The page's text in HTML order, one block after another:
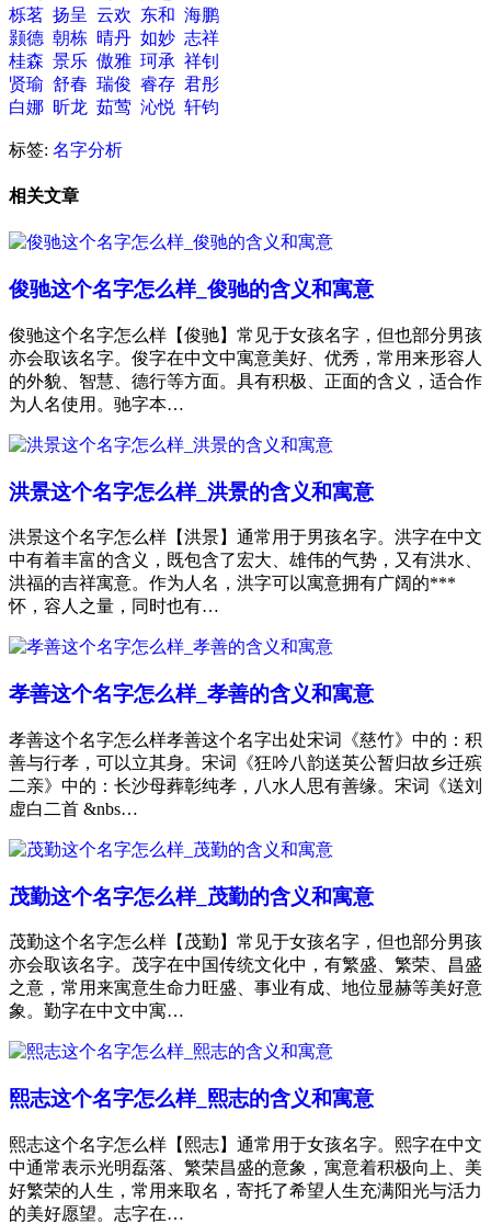
栎茗 扬呈 云欢 东和 海鹏
颢德 朝栋 晴丹 如妙 志祥
桂森 景乐 傲雅 珂承 祥钊
贤瑜 舒春 瑞俊 睿存 君彤
白娜 昕龙 茹莺 沁悦 轩钧
标签: 名字分析
相关文章
俊驰这个名字怎么样_俊驰的含义和寓意
俊驰这个名字怎么样【俊驰】常见于女孩名字，但也部分男孩
亦会取该名字。俊字在中文中寓意美好、优秀，常用来形容人
的外貌、智慧、德行等方面。具有积极、正面的含义，适合作
为人名使用。驰字本…
洪景这个名字怎么样_洪景的含义和寓意
洪景这个名字怎么样【洪景】通常用于男孩名字。洪字在中文
中有着丰富的含义，既包含了宏大、雄伟的气势，又有洪水、
洪福的吉祥寓意。作为人名，洪字可以寓意拥有广阔的***
怀，容人之量，同时也有…
孝善这个名字怎么样_孝善的含义和寓意
孝善这个名字怎么样孝善这个名字出处宋词《慈竹》中的：积
善与行孝，可以立其身。宋词《狂吟八韵送英公暂归故乡迁殡
二亲》中的：长沙母葬彰纯孝，八水人思有善缘。宋词《送刘
虚白二首 &nbs…
茂勤这个名字怎么样_茂勤的含义和寓意
茂勤这个名字怎么样【茂勤】常见于女孩名字，但也部分男孩
亦会取该名字。茂字在中国传统文化中，有繁盛、繁荣、昌盛
之意，常用来寓意生命力旺盛、事业有成、地位显赫等美好意
象。勤字在中文中寓…
熙志这个名字怎么样_熙志的含义和寓意
熙志这个名字怎么样【熙志】通常用于女孩名字。熙字在中文
中通常表示光明磊落、繁荣昌盛的意象，寓意着积极向上、美
好繁荣的人生，常用来取名，寄托了希望人生充满阳光与活力
的美好愿望。志字在…